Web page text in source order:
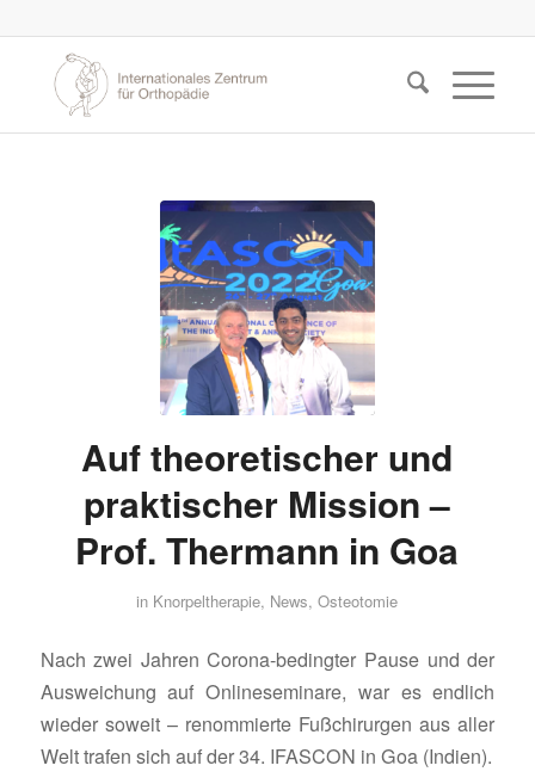
Auf theoretischer und
praktischer Mission –
Prof. Thermann in Goa
in Knorpeltherapie, News,Osteotomie
Nach zwei Jahren Corona-bedingter Pause und der
Ausweichung auf Onlineseminare, war es endlich
wieder soweit – renommierte Fußchirurgen aus aller
Welt trafen sich auf der 34. IFASCON in Goa (Indien).